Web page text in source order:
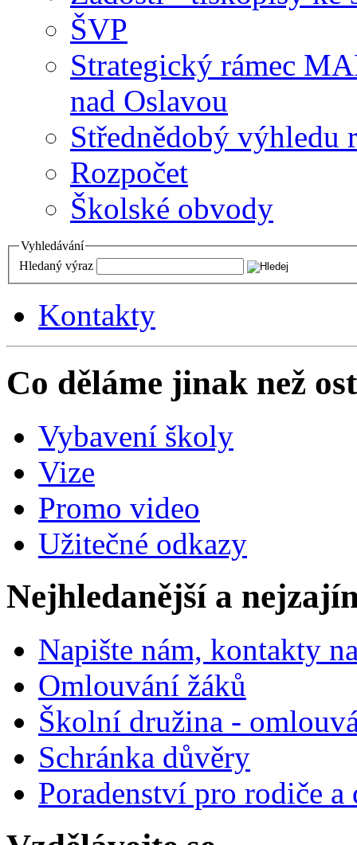
ŠVP
Strategický rámec
nad Oslavou
Střednědobý výhledu
Rozpočet
Školské obvody
Vyhledávání
Hledaný výraz
Kontakty
Co děláme jinak než
Vybavení školy
Vize
Promo video
Užitečné odkazy
Nejhledanější a
Napište nám, kontakty
Omlouvání žáků
Školní družina -
Schránka důvěry
Poradenství pro rodiče